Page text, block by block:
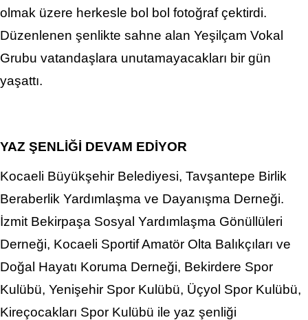
olmak üzere herkesle bol bol fotoğraf çektirdi.
Düzenlenen şenlikte sahne alan Yeşilçam Vokal
Grubu vatandaşlara unutamayacakları bir gün
yaşattı.
YAZ ŞENLİĞİ DEVAM EDİYOR
Kocaeli Büyükşehir Belediyesi, Tavşantepe Birlik
Beraberlik Yardımlaşma ve Dayanışma Derneği.
İzmit Bekirpaşa Sosyal Yardımlaşma Gönüllüleri
Derneği, Kocaeli Sportif Amatör Olta Balıkçıları ve
Doğal Hayatı Koruma Derneği, Bekirdere Spor
Kulübü, Yenişehir Spor Kulübü, Üçyol Spor Kulübü,
Kireçocakları Spor Kulübü ile yaz şenliği